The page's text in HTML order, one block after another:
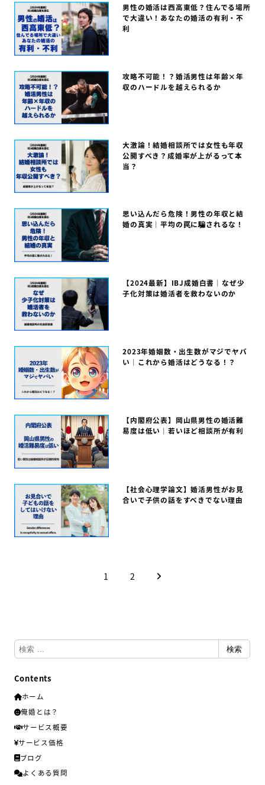
男性の婚活は西高東低？住んでる場所
で大違い！あなたの婚活の有利・不
利
攻略不可能！？婚活男性は年齢×年
収のハードルを越えられるか
大激論！結婚相談所では女性も年収
公開すべき？成婚率が上がるって本
当？
思い込んだら危険！男性の年収と結
婚の真実｜平均の罠に騙されるな！
【2024最新】IBJ成婚白書｜なぜ少
子化対策は婚活者を救わないのか
2023年婚姻数・出生数がマジでヤバ
い｜これから婚活はどうなる！？
【内閣府公表】岡山県男性の婚活難
易度は低い｜若いほど相談所が有利
【社会心理学論文】婚活男性がお見
合いで子供の話をすべきでない理由
ー
ジ
送
り
1 2
検
索
検索
Contents
ホーム
俺婚とは？
サービス概要
サービス価格
ブログ
よくある質問